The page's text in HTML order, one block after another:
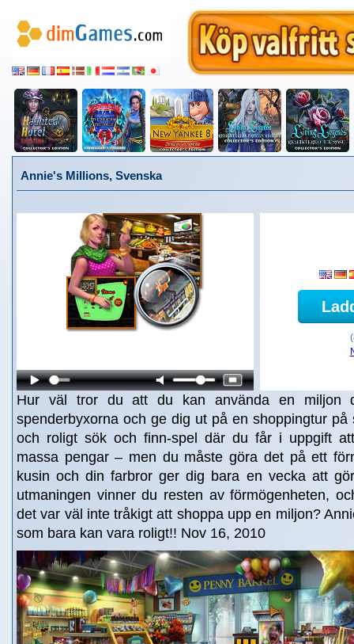
Annie's Millions, Svenska
Hur väl tror du att du kan använda en miljon
spenderbyxorna och ge dig ut på en shoppingtur på
och roligt sök och finn-spel där du får i uppgift
massa pengar – men du måste göra det på ett
kusin och din farbror ger dig bara en vecka att
utmaningen vinner du resten av förmögenheten,
det var väl inte tråkigt att shoppa upp en miljon?
som bara kan vara roligt!! Nov 16, 2010